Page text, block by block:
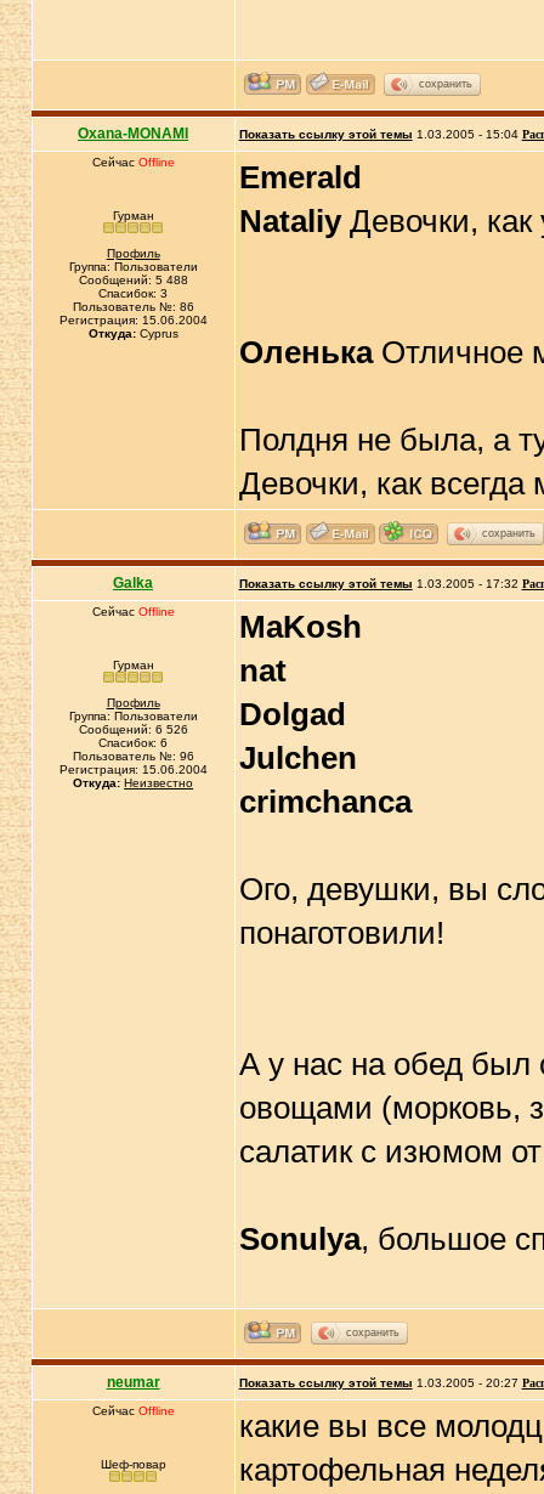
сохранить
Oxana-MONAMI Показать ссылку этой темы 1.03.2005 - 15:04
Сейчас Offline
Гурман
Профиль
Группа: Пользователи
Сообщений: 5 488
Спасибок: 3
Пользователь №: 86
Регистрация: 15.06.2004
Откуда:Cyprus
Emerald
NataliyДевочки, как
ОленькаОтличное
Полдня не была, а
Девочки, как
сохранить
Galka Показать ссылку этой темы 1.03.2005 - 17:32
Сейчас Offline
Гурман
Профиль
Группа: Пользователи
Сообщений: 6 526
Спасибок: 6
Пользователь №: 96
Регистрация: 15.06.2004
Откуда: Неизвестно
MaKosh
nat
Dolgad
Julchen
crimchanca
Ого, девушки, вы
понаготовили!
А у нас на обед был
овощами (морковь,
салатик с изюмом
Sonulya, большое
сохранить
neumar Показать ссылку этой темы 1.03.2005 - 20:27
Сейчас Offline
Шеф-повар
какие вы все
картофельная